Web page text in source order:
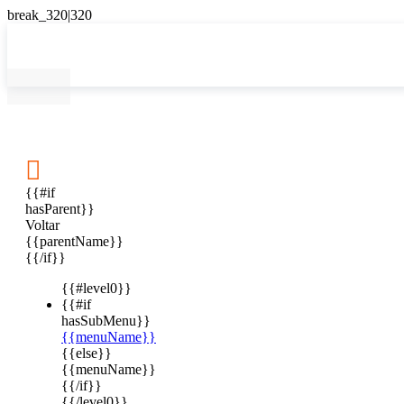

{{#if
hasParent}}
Voltar
{{parentName}}
{{/if}}
{{#level0}}
{{#if
hasSubMenu}}
{{menuName}}
{{else}}
{{menuName}}
{{/if}}